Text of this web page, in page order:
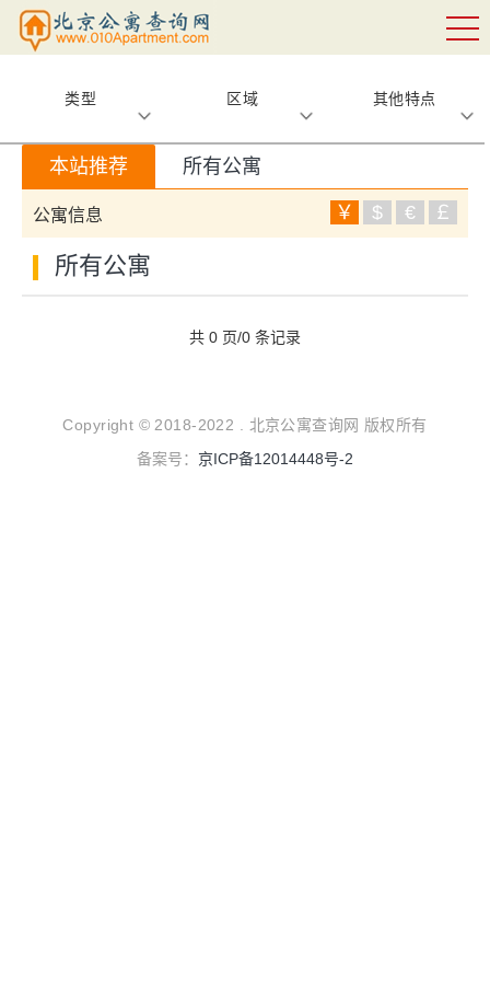
类型 区域 其他特点
本站推荐 所有公寓
公寓信息 ￥ $ € ￡
所有公寓
共 0 页/0 条记录
Copyright © 2018-2022 . 北京公寓查询网 版权所有
备案号： 京ICP备12014448号-2